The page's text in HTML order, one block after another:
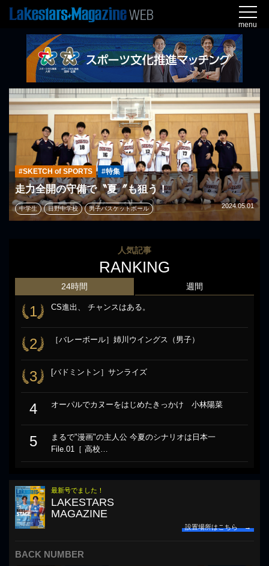
menu
#SKETCH of SPORTS #特集
走力全開の守備で〝夏〞も狙う！
2024.05.01
中学生 日野中学校 男子バスケットボール
人気記事
RANKING
24時間
1 CS進出、 チャンスはある。
2 ［バレーボール］姉川ウイングス（男子）
3 [バドミントン］サンライズ
4 オーパルでカヌーをはじめたきっかけ 小林陽菜
5
まるで"漫画"の主人公 今夏のシナリオは日本一
File.01［ 高校…
週間
最新号でました！
LAKESTARS
MAGAZINE
設置場所はこちら →
BACK NUMBER